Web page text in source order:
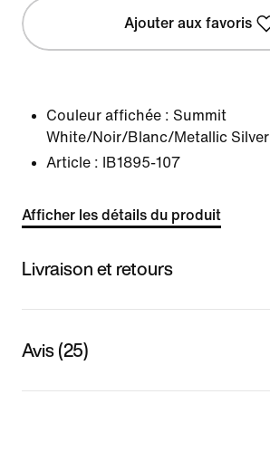
Ajouter aux favoris
Couleur affichée : Summit
White/Noir/Blanc/Metallic Silver
Article :
IB1895-107
Afficher les détails du produit
Livraison et retours
Avis (25)